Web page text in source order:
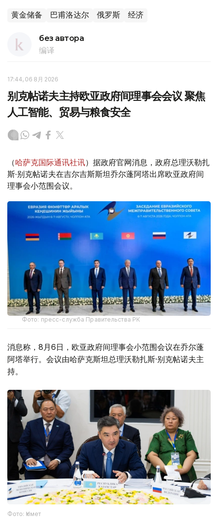
黄金储备 巴甫洛达尔 俄罗斯 经济
без автора
编译
17:44, 06 8月 2026
别克帖诺夫主持欧亚政府间理事会会议 聚焦
人工智能、贸易与粮食安全
（哈萨克国际通讯社讯）据政府官网消息，政府总理沃勒扎
斯·别克帖诺夫在吉尔吉斯斯坦乔尔蓬阿塔出席欧亚政府间
理事会小范围会议。
Фото: пресс-служба Правительства РК
消息称，8月6日，欧亚政府间理事会小范围会议在乔尔蓬
阿塔举行。会议由哈萨克斯坦总理沃勒扎斯·别克帖诺夫主
持。
Фото: Үкімет